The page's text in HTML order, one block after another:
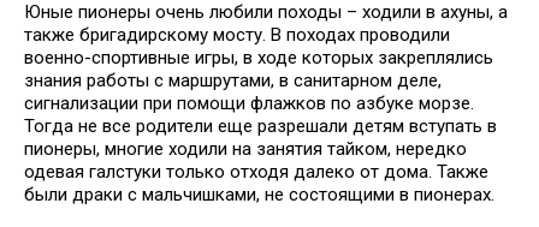
Юные пионеры очень любили походы – ходили в ахуны, а
также бригадирскому мосту. В походах проводили
военно-спортивные игры, в ходе которых закреплялись
знания работы с маршрутами, в санитарном деле,
сигнализации при помощи флажков по азбуке морзе.
Тогда не все родители еще разрешали детям вступать в
пионеры, многие ходили на занятия тайком, нередко
одевая галстуки только отходя далеко от дома. Также
были драки с мальчишками, не состоящими в пионерах.